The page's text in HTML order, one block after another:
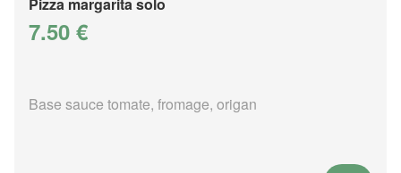
7.50 €
Base sauce tomate, fromage, origan